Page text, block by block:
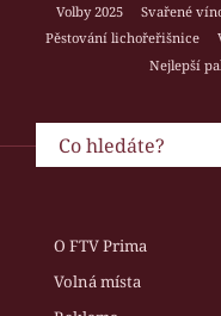
Volby 2025
Svařené
Pěstování lichořeřišnice
Nejlepší
O FTV Prima
Volná místa